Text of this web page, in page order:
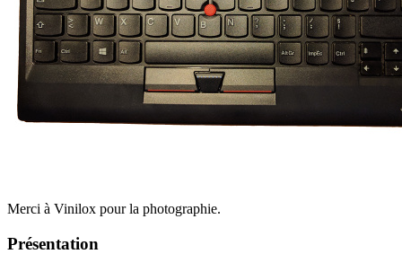
Merci à Vinilox pour la photographie.
Présentation